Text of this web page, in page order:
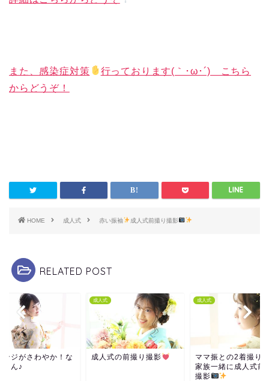
また、感染症対策
行っております(｀･ω･´)ゞこちら
からどうぞ！
HOME 成人式 赤い振袖 成人式前撮り撮影
RELATED POST
ンジがさわやか！な
さん♪
成人式
成人式の前撮り撮影
成人式
ママ振との2着撮り
家族一緒に成人式前
撮影